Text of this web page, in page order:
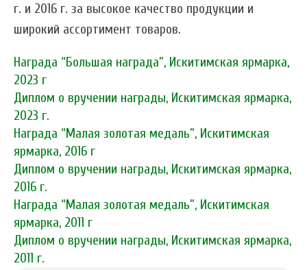
г. и 2016 г. за высокое качество продукции и
широкий ассортимент товаров.
Награда “Большая награда”, Искитимская ярмарка,
2023 г
Диплом о вручении награды, Искитимская ярмарка,
2023 г.
Награда “Малая золотая медаль”, Искитимская
ярмарка, 2016 г
Диплом о вручении награды, Искитимская ярмарка,
2016 г.
Награда “Малая золотая медаль”, Искитимская
ярмарка, 2011 г
Диплом о вручении награды, Искитимская ярмарка,
2011 г.